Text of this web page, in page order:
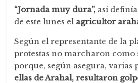
“Jornada muy dura”, así
de este lunes el agricultor
Según el representante de la
protestas no marcharon como
porque, según asegura, varias
ellas de Arahal, resultaron